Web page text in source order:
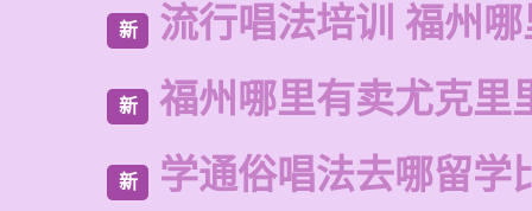
新 流行唱法培训 福州
新 福州哪里有卖尤克里
新 学通俗唱法去哪留学